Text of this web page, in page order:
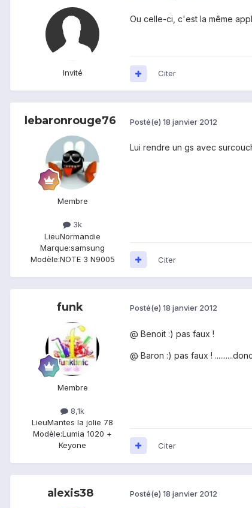
Invité
Ou celle-ci, c'est la même
Citer
lebaronrouge76
Membre
3k
LieuNormandie
Marque:samsung
Modèle:NOTE 3 N9005
Posté(e) 18 janvier 2012
Lui rendre un gs avec
Citer
funk
Membre
8,1k
LieuMantes la jolie 78
Modèle:Lumia 1020 +
Keyone
Posté(e) 18 janvier 2012
@ Benoit :) pas faux !
@ Baron :) pas faux !
Citer
alexis38 Posté(e) 18 janvier 2012